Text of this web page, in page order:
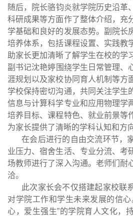
随后，
院长骆钧炎就学院历史沿革
科研成果等方面作了整体介绍，充
学基础和良好的发展态势。副院长
培养体系，包括课程设置、实践教
助家长更加清晰了解学生在校的学
副书记沈艳婷 围绕学生日常管理、
涯规划以及家校协同育人机制等方
学校保持密切沟通，共同关注学生
信息与计算科学专业和应用物理学
培养目标、课程特色、就业前景等
为家长提供了清晰的学科认知和方
在会后进行的自由交流环节，
业压力、宿舍生活、专业分流、考
场教师进行了深入沟通。老师们耐
洽。
此次家长会不仅搭建起家校联
对学院工作和学生未来发展的信心
心，爱生强生”的学院育人文化，